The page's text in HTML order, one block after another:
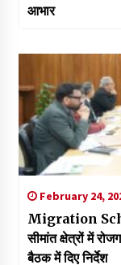
आभार
February 24,
Migration
सीमांत क्षेत्रों में
बैठक में दिए निर्देश